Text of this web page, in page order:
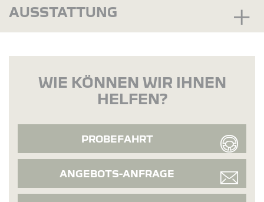
AUSSTATTUNG
WIE KÖNNEN WIR IHNEN
HELFEN?
PROBEFAHRT
ANGEBOTS-ANFRAGE